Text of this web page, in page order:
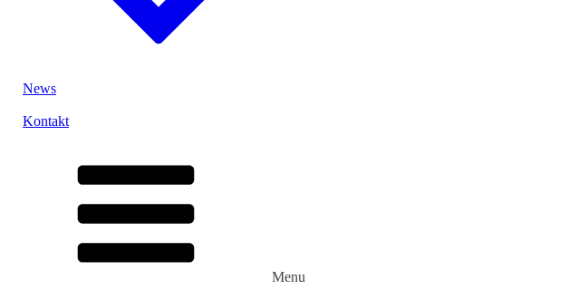
Lithium-Polymer-Akku
Lithium-Primärbatterie
Bleiakku
Alkali-Mangan-Zellen
Lithium Powerblock
Ladegeräte
Wir stellen uns vor
Unsere Werte
News
Kontakt
Menu